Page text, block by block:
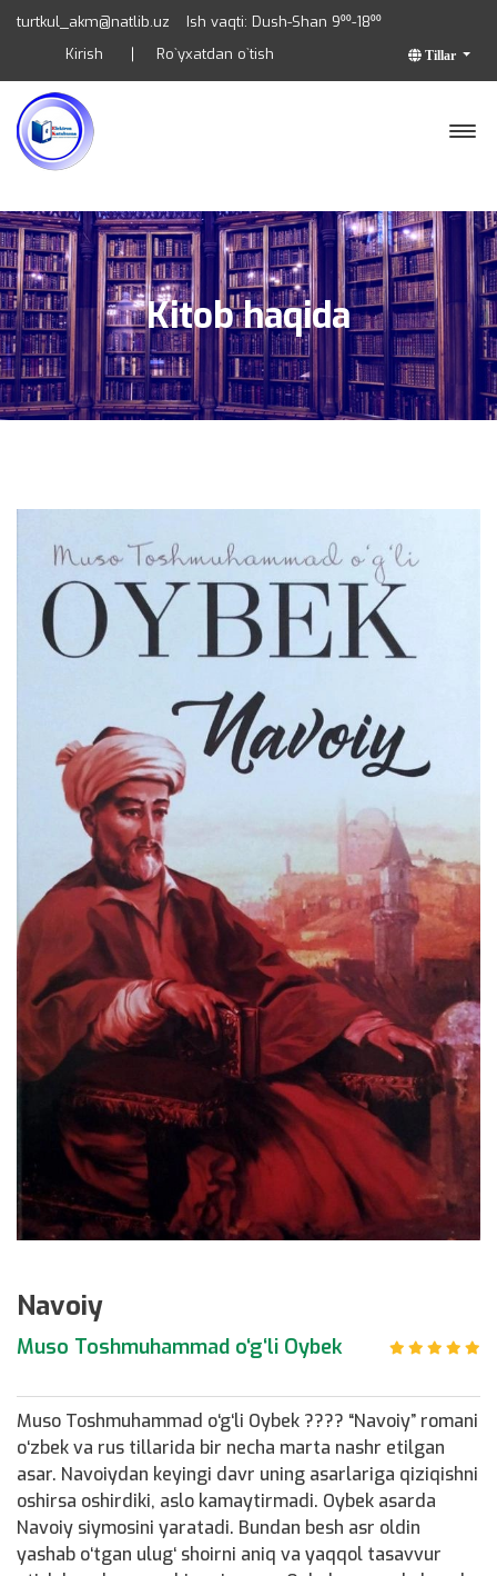
turtkul_akm@natlib.uz Ish vaqti: Dush-Shan 9⁰⁰-18⁰⁰
Tillar
Kirish Ro`yxatdan o`tish
Kitob haqida
Navoiy
Muso Toshmuhammad o‘g‘li Oybek
Muso Toshmuhammad o‘g‘li Oybek ???? “Navoiy” romani
o‘zbek va rus tillarida bir necha marta nashr etilgan
asar. Navoiydan keyingi davr uning asarlariga qiziqishni
oshirsa oshirdiki, aslo kamaytirmadi. Oybek asarda
Navoiy siymosini yaratadi. Bundan besh asr oldin
yashab o‘tgan ulug‘ shoirni aniq va yaqqol tasavvur